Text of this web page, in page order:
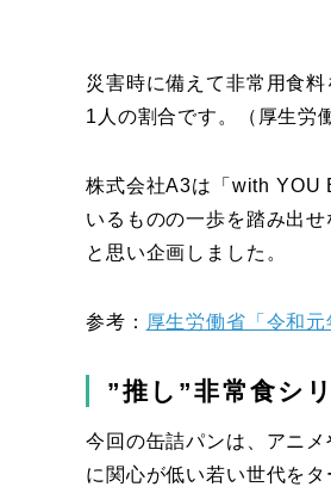
災害時に備えて非常用食
1人の割合です。（厚生労
株式会社A3は「with YOU
いるものの一歩を踏み出
と思い企画しました。
参考： 厚生労働省「令和元
”推し”非常食シ
今回の缶詰パンは、アニ
に関心が低い若い世代を